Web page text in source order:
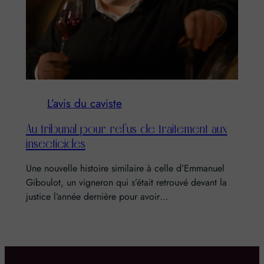
L’avis du caviste
Au tribunal pour refus de traitement aux
insecticides
Une nouvelle histoire similaire à celle d’Emmanuel
Giboulot, un vigneron qui s’était retrouvé devant la
justice l’année dernière pour avoir…